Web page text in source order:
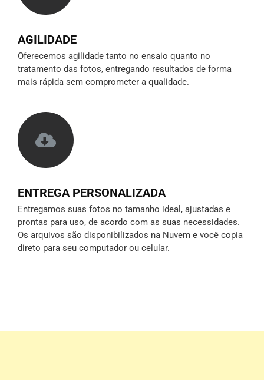
AGILIDADE
Oferecemos agilidade tanto no ensaio quanto no
tratamento das fotos, entregando resultados de forma
mais rápida sem comprometer a qualidade.
ENTREGA PERSONALIZADA
Entregamos suas fotos no tamanho ideal, ajustadas e
prontas para uso, de acordo com as suas necessidades.
Os arquivos são disponibilizados na Nuvem e você copia
direto para seu computador ou celular.